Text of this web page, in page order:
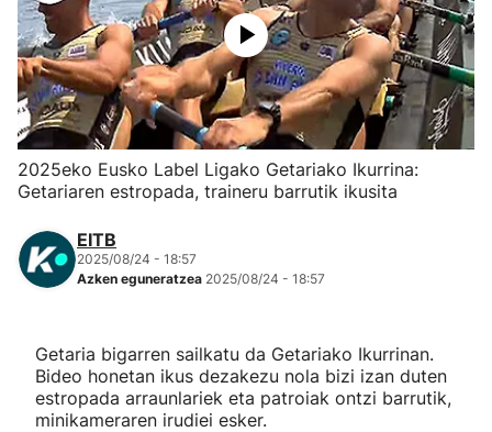
Herri-kirolak
Eskubaloia
Kirolak 360
Mendi-lasterketak
"Helmuga"
2025eko Eusko Label Ligako Getariako Ikurrina:
Getariaren estropada, traineru barrutik ikusita
EITB
2025/08/24 - 18:57
Azken eguneratzea 2025/08/24 - 18:57
Getaria bigarren sailkatu da Getariako Ikurrinan.
Bideo honetan ikus dezakezu nola bizi izan duten
estropada arraunlariek eta patroiak ontzi barrutik,
minikameraren irudiei esker.